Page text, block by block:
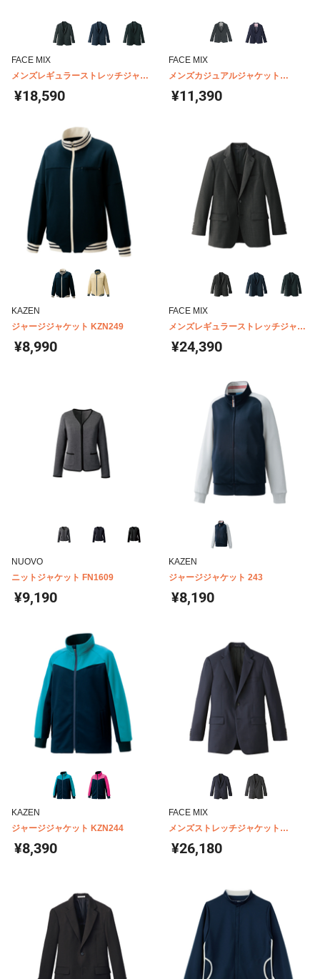
FACE MIX
メンズレギュラーストレッチジャケ
ット FJ0013M
¥18,590
FACE MIX
メンズカジュアルジャケット
FJ0017M
¥11,390
KAZEN
ジャージジャケット KZN249
¥8,990
FACE MIX
メンズレギュラーストレッチジャケ
ット FJ0011M
¥24,390
NUOVO
ニットジャケット FN1609
¥9,190
KAZEN
ジャージジャケット 243
¥8,190
KAZEN
ジャージジャケット KZN244
¥8,390
FACE MIX
メンズストレッチジャケット
FJ0025M
¥26,180